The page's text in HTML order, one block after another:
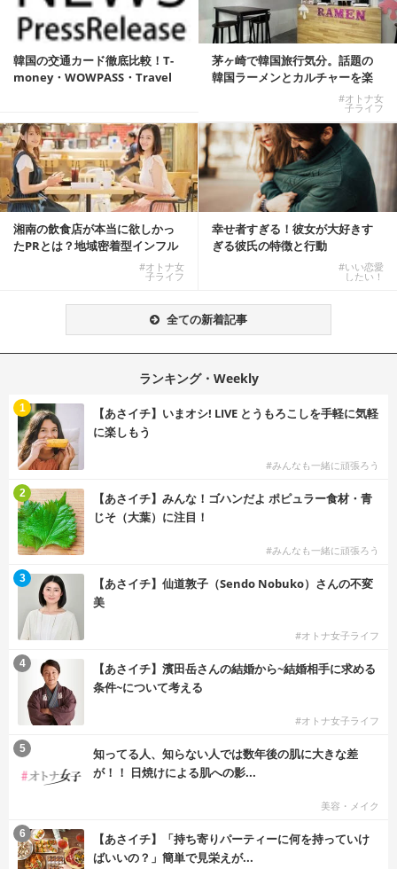
韓国の交通カード徹底比較！T-
money・WOWPASS・Travel
茅ヶ崎で韓国旅行気分。話題の
韓国ラーメンとカルチャーを楽
#オトナ女
子ライフ
湘南の飲食店が本当に欲しかっ
たPRとは？地域密着型インフル
#オトナ女
子ライフ
幸せ者すぎる！彼女が大好きす
ぎる彼氏の特徴と行動
#いい恋愛
したい！
全ての新着記事
ランキング・Weekly
【あさイチ】いまオシ! LIVE とうもろこしを手軽に気軽
に楽しもう
#みんなも一緒に頑張ろう
1
【あさイチ】みんな！ゴハンだよ ポピュラー食材・青
じそ（大葉）に注目！
#みんなも一緒に頑張ろう
2
【あさイチ】仙道敦子（Sendo Nobuko）さんの不変
美
#オトナ女子ライフ
3
【あさイチ】濱田岳さんの結婚から~結婚相手に求める
条件~について考える
#オトナ女子ライフ
4
知ってる人、知らない人では数年後の肌に大きな差
が！！ 日焼けによる肌への影...
美容・メイク
5
【あさイチ】「持ち寄りパーティーに何を持っていけ
ばいいの？」簡単で見栄えが...
6